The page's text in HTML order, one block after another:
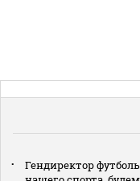
Гендиректор